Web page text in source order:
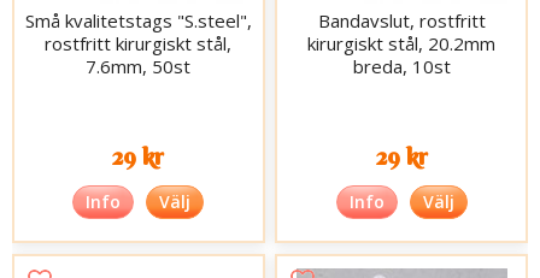
Små kvalitetstags "S.steel",
rostfritt kirurgiskt stål,
7.6mm, 50st
29 kr
Info Välj
Bandavslut, rostfritt
kirurgiskt stål, 20.2mm
breda, 10st
29 kr
Info Välj